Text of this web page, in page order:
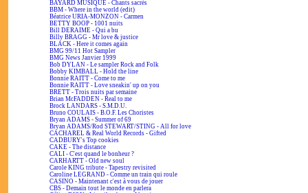
BAYARD MUSIQUE - Chants sacrés
BBM - Where in the world (edit)
Béatrice URIA-MONZON - Carmen
BETTY BOOP - 1001 nuits
Bill DERAIME - Qui a bu
Billy BRAGG - Mr love & justice
BLACK - Here it comes again
BMG 99/11 Hot Sampler
BMG News Janvier 1999
Bob DYLAN - Le sampler Rock and Folk
Bobby KIMBALL - Hold the line
Bonnie RAITT - Come to me
Bonnie RAITT - Love sneakin' up on you
BRETT - Trois nuits par semaine
Brian McFADDEN - Real to me
Brock LANDARS - S.M.D.U.
Bruno COULAIS - B.O.F. Les Choristes
Bryan ADAMS - Summer of 69
Bryan ADAMS/Rod STEWART/STING - All for love
CACHAREL & Real World Records - Gifted
CADBURY's Top cookies
CAKE - The distance
CALI - C'est quand le bonheur ?
CARHARTT - Old new soul
Carole KING tribute - Tapestry revisited
Caroline LEGRAND - Comme un train qui roule
CASINO - Maintenant c'est à vous de jouer
CBS - Demain tout le monde en parlera